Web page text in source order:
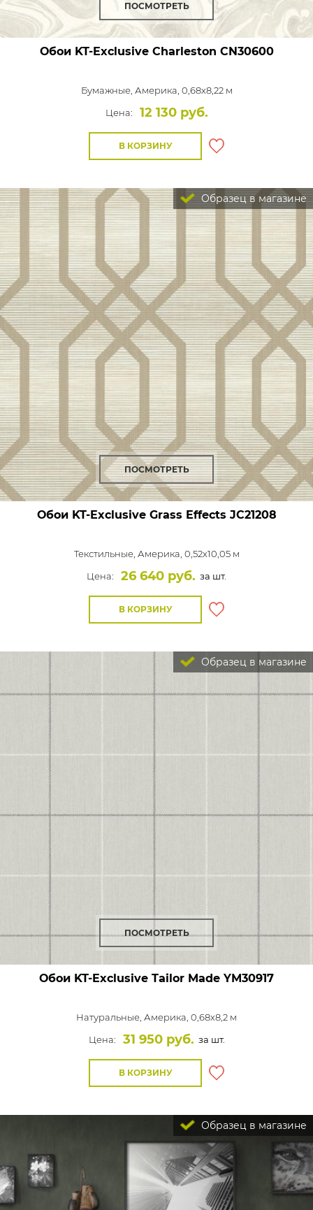
ПОСМОТРЕТЬ
Обои KT-Exclusive Charleston CN30600
Бумажные, Америка, 0,68x8,22 м
Цена:
12 130 руб.
В КОРЗИНУ
Образец в магазине
ПОСМОТРЕТЬ
Обои KT-Exclusive Grass Effects JC21208
Текстильные, Америка, 0,52x10,05 м
Цена:
26 640 руб. за шт.
В КОРЗИНУ
Образец в магазине
ПОСМОТРЕТЬ
Обои KT-Exclusive Tailor Made YM30917
Натуральные, Америка, 0,68x8,2 м
Цена:
31 950 руб. за шт.
В КОРЗИНУ
Образец в магазине